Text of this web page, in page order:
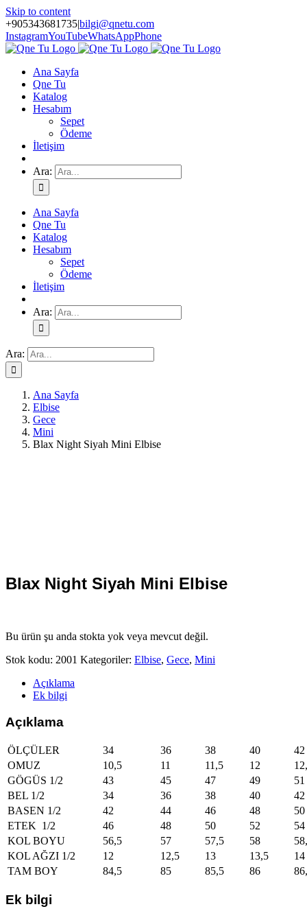
Skip to content
+905343681735|bilgi@qnetu.com
InstagramYouTubeWhatsAppPhone
Ana Sayfa
Qne Tu
Katalog
Hesabım
Sepet
Ödeme
İletişim
Ara:
Ana Sayfa
Qne Tu
Katalog
Hesabım
Sepet
Ödeme
İletişim
Ara:
Ara:
Ana Sayfa
Elbise
Gece
Mini
Blax Night Siyah Mini Elbise
Blax Night Siyah Mini Elbise
Bu ürün şu anda stokta yok veya mevcut değil.
Stok kodu: 2001 Kategoriler: Elbise, Gece, Mini
Açıklama
Ek bilgi
Açıklama
ÖLÇÜLER 34 36 38 40
42
OMUZ
10,5 11 11,5 12
GÖGÜS 1/2
43 45 47 49
51
BEL 1/2
34 36 38 40
42
BASEN 1/2
42 44 46 48
50
ETEK 1/2
46 48 50 52
54
KOL BOYU
56,5 57 57,5 58
KOL AĞZI 1/2
12 12,5 13 13,5
14
TAM BOY
84,5 85 85,5 86
Ek bilgi